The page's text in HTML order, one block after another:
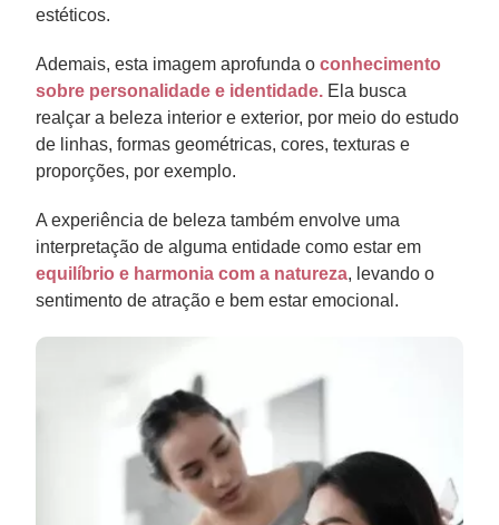
estéticos.
Ademais, esta imagem aprofunda o conhecimento
sobre personalidade e identidade. Ela busca
realçar a beleza interior e exterior, por meio do estudo
de linhas, formas geométricas, cores, texturas e
proporções, por exemplo.
A experiência de beleza também envolve uma
interpretação de alguma entidade como estar em
equilíbrio e harmonia com a natureza, levando o
sentimento de atração e bem estar emocional.